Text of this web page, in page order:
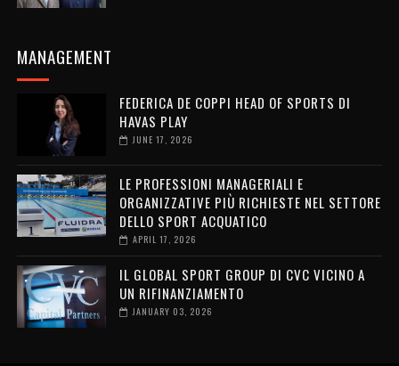
MANAGEMENT
FEDERICA DE COPPI HEAD OF SPORTS DI
HAVAS PLAY
JUNE 17, 2026
LE PROFESSIONI MANAGERIALI E
ORGANIZZATIVE PIÙ RICHIESTE NEL SETTORE
DELLO SPORT ACQUATICO
APRIL 17, 2026
IL GLOBAL SPORT GROUP DI CVC VICINO A
UN RIFINANZIAMENTO
JANUARY 03, 2026